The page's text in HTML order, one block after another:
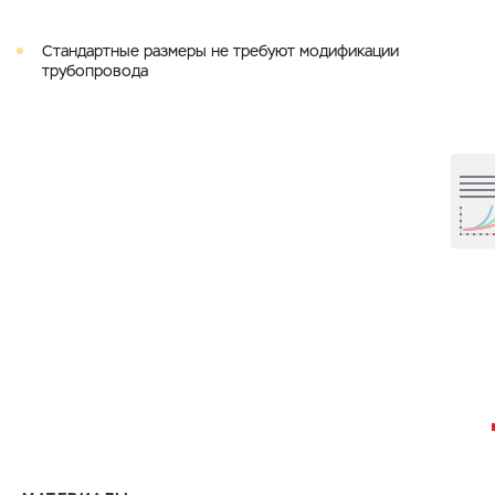
Cтандартные размеры не требуют модификации
трубопровода